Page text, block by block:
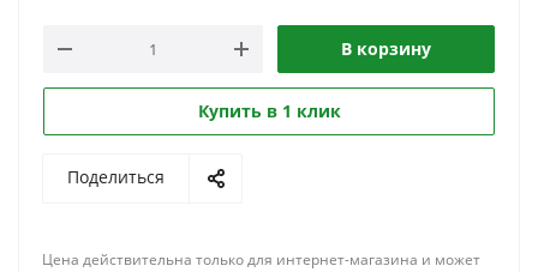
В корзину
Купить в 1 клик
Поделиться
Цена действительна только для интернет-магазина и может